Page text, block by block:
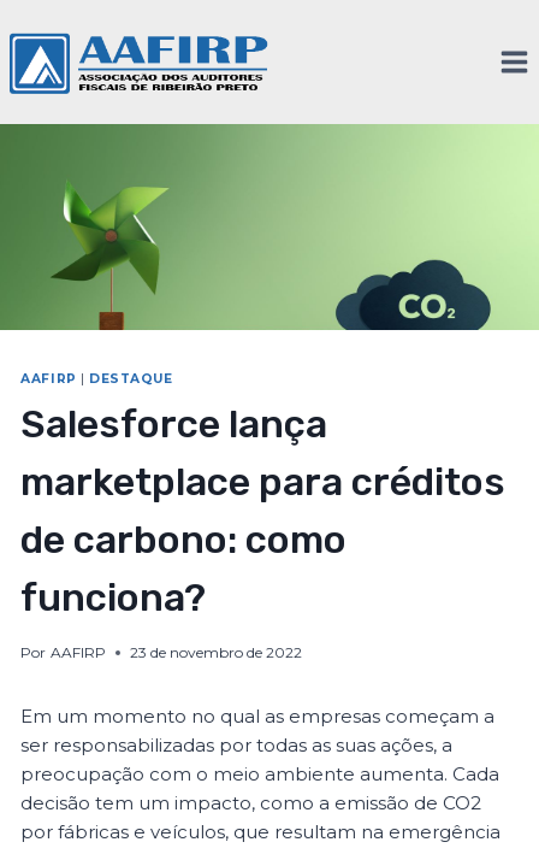
AAFIRP DESTAQUE
Salesforce lança
marketplace para créditos
de carbono: como
funciona?
Por AAFIRP 23 de novembro de 2022
Em um momento no qual as empresas começam a
ser responsabilizadas por todas as suas ações, a
preocupação com o meio ambiente aumenta. Cada
decisão tem um impacto, como a emissão de CO2
por fábricas e veículos, que resultam na emergência